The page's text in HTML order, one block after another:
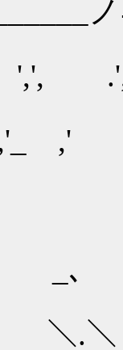
,'
.＼